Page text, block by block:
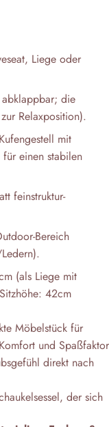
Liege oder
die
Relaxposition).
mit
für einen stabilen
feinstruktur-
Bereich
(als Liege mit
42cm
Möbelstück für
und Spaßfaktor
direkt nach
der sich